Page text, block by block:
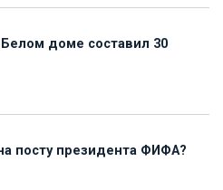
доме составил 30
посту президента ФИФА?